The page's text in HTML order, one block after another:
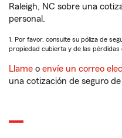
Raleigh, NC sobre una
personal.
1. Por favor, consulte su póliza de
propiedad cubierta y de las pérdidas
Llame o envíe un correo
una cotización de seguro